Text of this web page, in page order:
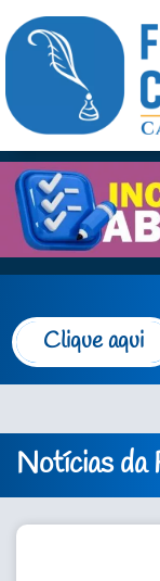
Clique aqui
Notícias da